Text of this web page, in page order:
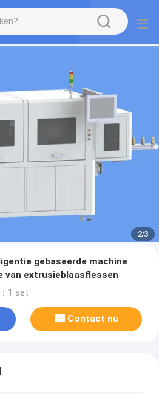
2/3
gebaseerde machine
van extrusieblaasflessen
1 set
Contact nu